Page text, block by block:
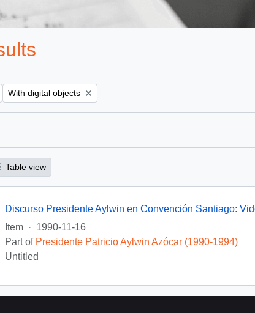
Remove filter:
With digital objects
Table view
Discurso Presidente Aylwin en Convención Santiago:
Item
· 1990-11-16
Part of Presidente Patricio Aylwin Azócar (1990-1994)
Untitled